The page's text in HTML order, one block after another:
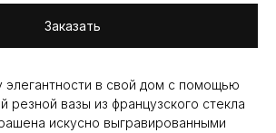
Заказать
элегантности в свой дом с помощью
резной вазы из французского стекла
искусно выгравированными